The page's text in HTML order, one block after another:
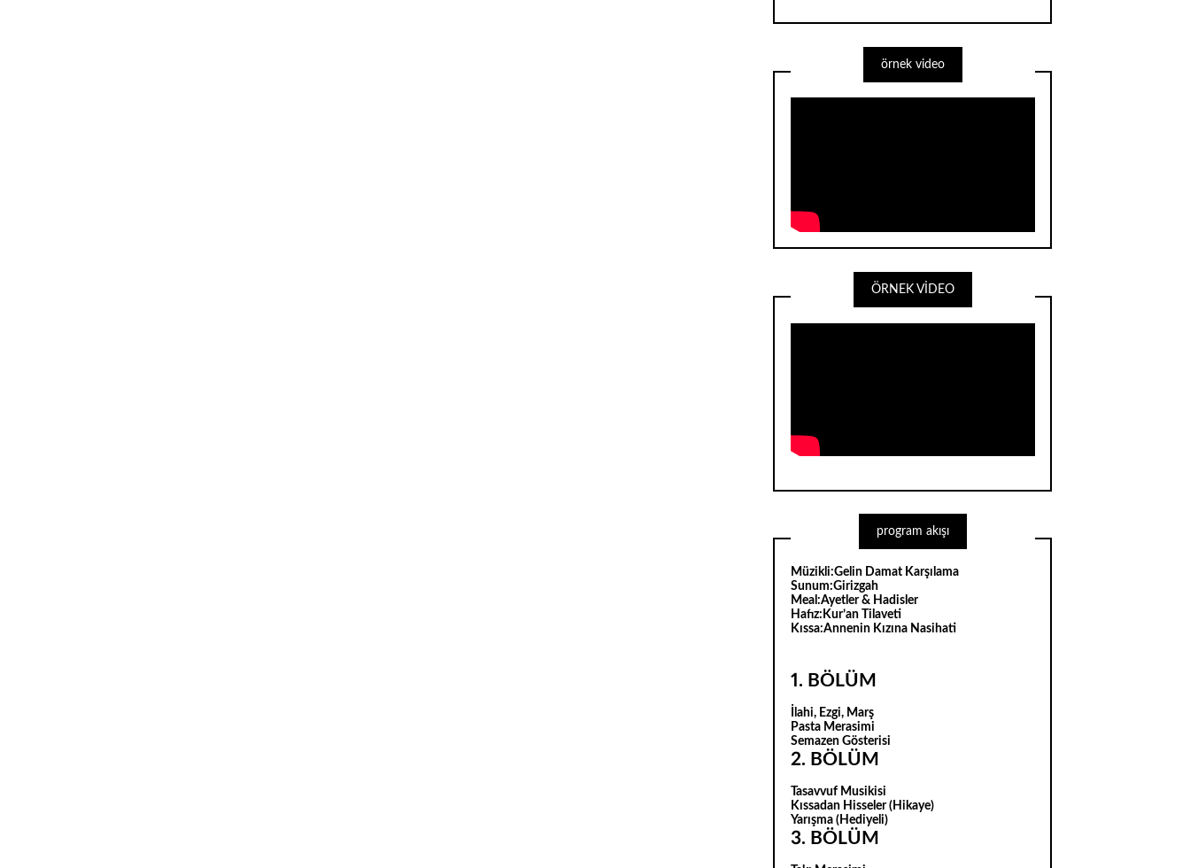
örnek video
ÖRNEK VİDEO
program akışı
Müzikli:Gelin Damat Karşılama
Sunum:Girizgah
Meal:Ayetler & Hadisler
Hafız: Kur’an Tilaveti
Kıssa:Annenin Kızına Nasihati
1. BÖLÜM
İlahi, Ezgi, Marş
Pasta Merasimi
Semazen Gösterisi
2. BÖLÜM
Tasavvuf Musikisi
Kıssadan Hisseler (Hikaye)
Yarışma (Hediyeli)
3. BÖLÜM